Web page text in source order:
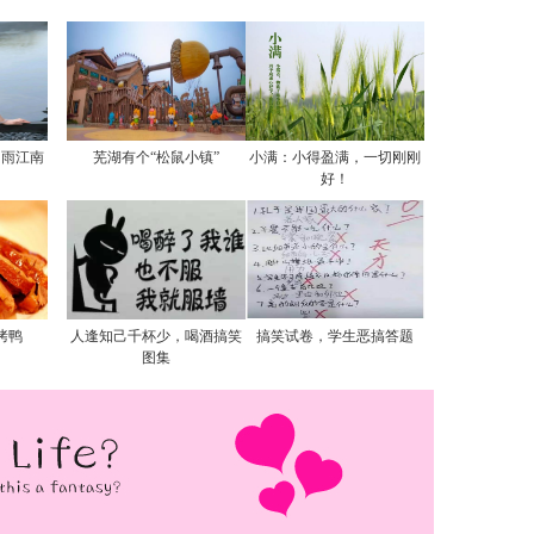
江南 芜湖有个“松鼠小镇”
小满：小得盈满，一切刚刚
好！
鸭
人逢知己千杯少，喝酒搞笑
图集
搞笑试卷，学生恶搞答题